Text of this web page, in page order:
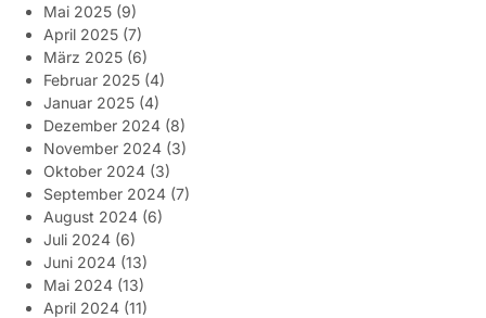
Mai 2025 (9)
April 2025 (7)
März 2025 (6)
Februar 2025 (4)
Januar 2025 (4)
Dezember 2024 (8)
November 2024 (3)
Oktober 2024 (3)
September 2024 (7)
August 2024 (6)
Juli 2024 (6)
Juni 2024 (13)
Mai 2024 (13)
April 2024 (11)